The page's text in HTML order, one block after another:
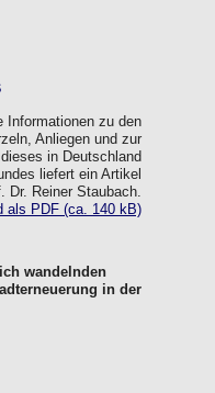
Informationen zu den
Anliegen und zur
in Deutschland
liefert ein Artikel
Dr. Reiner Staubach.
als PDF (ca. 140 kB)
wandelnden
in der